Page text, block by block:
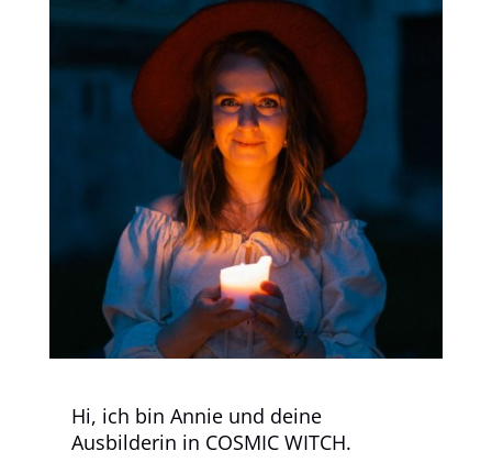
Hi, ich bin Annie und deine
Ausbilderin in COSMIC WITCH.